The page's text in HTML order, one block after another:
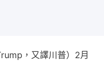
，又譯川普）2月